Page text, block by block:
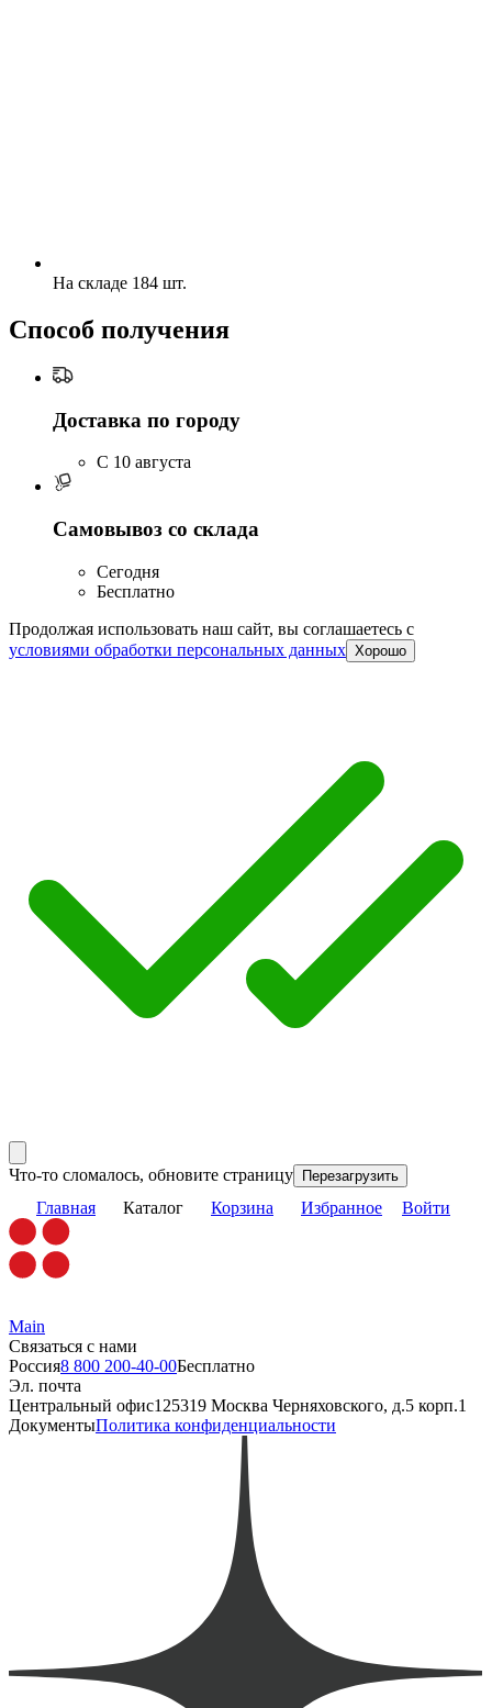
На складе 184 шт.
Способ получения
Доставка по городу
C 10 августа
Самовывоз со склада
Сегодня
Бесплатно
Продолжая использовать наш сайт, вы соглашаетесь c
условиями обработки персональных данных Хорошо
Что-то сломалось, обновите страницу Перезагрузить
Главная Каталог Корзина Избранное Войти
Main
Связаться с нами
Россия8 800 200-40-00Бесплатно
Эл. почта
Центральный офис125319 Москва Черняховского, д.5 корп.1
ДокументыПолитика конфиденциальности